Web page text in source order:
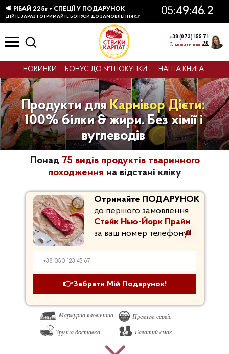
+38 (073) 155 71
70
Замовити дзвінок
Продукти для Карнівор Дієти:
100% білки & жири. Без хімії і
вуглеводів
НОВИНКИ БОНУС ДО №1 ПОКУПКИ НАША КНИГА
Понад 75 видів продуктів тваринного
походження на відстані кліку
Багатий смак
Зручна доставка
Преміум сервіс
Мармурна яловичина
Отримайте ПОДАРУНОК
до першого замовлення
Стейк Нью-Йорк Прайм
за ваш номер телефону⭣
👉Забрати Мій Подарунок!